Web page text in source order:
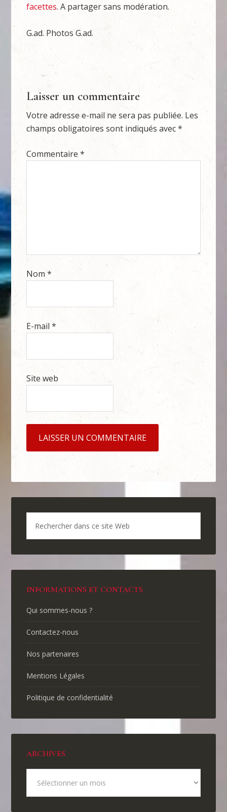
facettes. A partager sans modération.
G.ad. Photos G.ad.
Laisser un commentaire
Votre adresse e-mail ne sera pas publiée. Les
champs obligatoires sont indiqués avec*
Commentaire*
Nom*
E-mail*
Site web
INFORMATIONS ET CONTACTS
Qui sommes-nous ?
Contactez-nous
Nos partenaires
Mentions Légales
Politique de confidentialité
ARCHIVES